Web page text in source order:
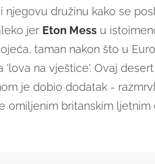
njegovu družinu kako se
jer Eton Messu
taman nakon što u
na vještice'. Ovaj
je dobio dodatak -
omiljenim britanskim